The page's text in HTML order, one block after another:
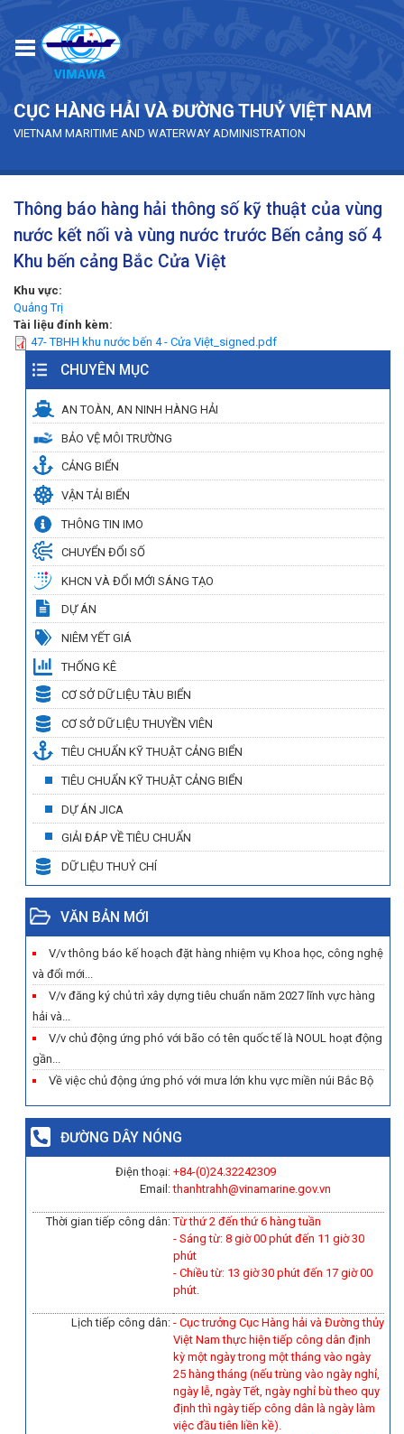
CỤC HÀNG HẢI VÀ ĐƯỜNG THUỶ VIỆT NAM
VIETNAM MARITIME AND WATERWAY ADMINISTRATION
Thông báo hàng hải thông số kỹ thuật của vùng
nước kết nối và vùng nước trước Bến cảng số 4
Khu bến cảng Bắc Cửa Việt
Khu vực:
Quảng Trị
Tài liệu đính kèm:
47- TBHH khu nước bến 4 - Cửa Việt_signed.pdf
CHUYÊN MỤC
AN TOÀN, AN NINH HÀNG HẢI
BẢO VỆ MÔI TRƯỜNG
CẢNG BIỂN
VẬN TẢI BIỂN
THÔNG TIN IMO
CHUYỂN ĐỔI SỐ
KHCN VÀ ĐỔI MỚI SÁNG TẠO
DỰ ÁN
NIÊM YẾT GIÁ
THỐNG KÊ
CƠ SỞ DỮ LIỆU TÀU BIỂN
CƠ SỞ DỮ LIỆU THUYỀN VIÊN
TIÊU CHUẨN KỸ THUẬT CẢNG BIỂN
TIÊU CHUẨN KỸ THUẬT CẢNG BIỂN
DỰ ÁN JICA
GIẢI ĐÁP VỀ TIÊU CHUẨN
DỮ LIỆU THUỶ CHÍ
VĂN BẢN MỚI
V/v thông báo kế hoạch đặt hàng nhiệm vụ Khoa học, công nghệ
và đổi mới...
V/v đăng ký chủ trì xây dựng tiêu chuẩn năm 2027 lĩnh vực hàng
hải và...
V/v chủ động ứng phó với bão có tên quốc tế là NOUL hoạt động
gần...
Về việc chủ động ứng phó với mưa lớn khu vực miền núi Bắc Bộ
ĐƯỜNG DÂY NÓNG
Điện thoại:
Email:
+84-(0)24.32242309
thanhtrahh@vinamarine.gov.vn
Thời gian tiếp công dân:Từ thứ 2 đến thứ 6 hàng tuần
- Sáng từ: 8 giờ 00 phút đến 11 giờ 30
phút
- Chiều từ: 13 giờ 30 phút đến 17 giờ 00
phút.
Lịch tiếp công dân: - Cục trưởng Cục Hàng hải và Đường thủy
Việt Nam thực hiện tiếp công dân định
kỳ một ngày trong một tháng vào ngày
25 hàng tháng (nếu trùng vào ngày nghỉ,
ngày lễ, ngày Tết, ngày nghỉ bù theo quy
định thì ngày tiếp công dân là ngày làm
việc đầu tiên liền kề).